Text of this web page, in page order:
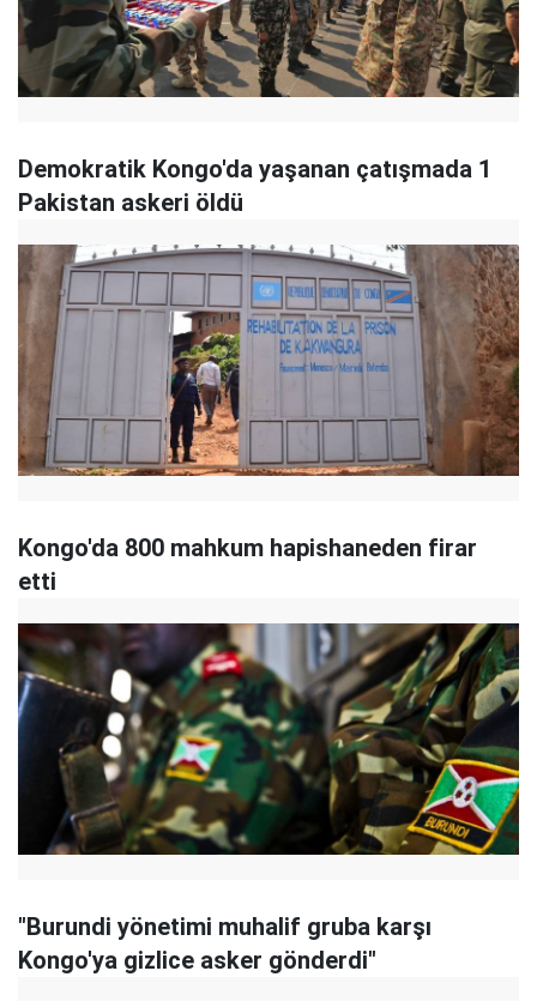
Demokratik Kongo'da yaşanan çatışmada 1
Pakistan askeri öldü
Kongo'da 800 mahkum hapishaneden firar
etti
"Burundi yönetimi muhalif gruba karşı
Kongo'ya gizlice asker gönderdi"